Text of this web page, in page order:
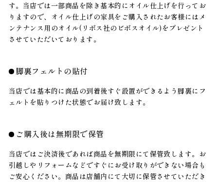
す。当店では一部商品を除き基本的にオイル仕上げを行ってお
りますので、オイル仕上げの家具をご購入されたお客様にはメ
ンテナンス用のオイル(リボス社のビボスオイル)をプレゼント
させていただいております。
脚裏フェルトの貼付
当店では基本的に商品の到着後すぐ設置ができるよう脚裏にフ
ェルトを貼りつけた状態でお届け致します。
ご購入後は無期限で保管
当店ではご決済後であれば商品を無期限にて保管致します。お
引越しやリフォームなどですぐにお受け取りができない場合も
ご安心ください。商品は店舗内にて大切に保管させていただき